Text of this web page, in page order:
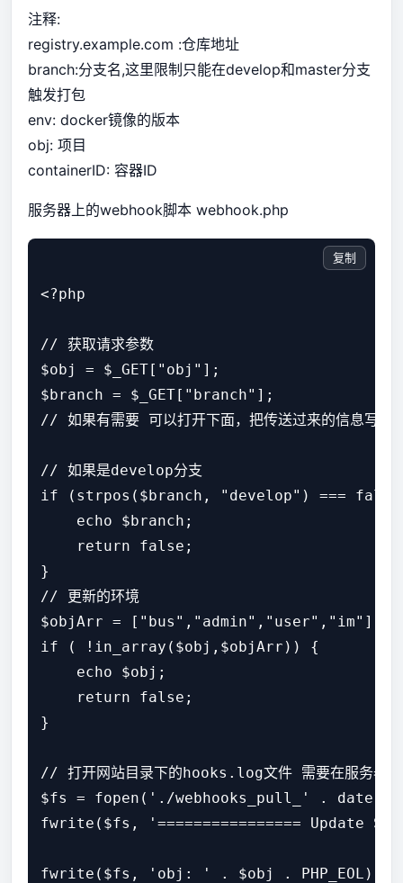
注释:
registry.example.com :仓库地址
branch:分支名,这里限制只能在develop和master分支
触发打包
env: docker镜像的版本
obj: 项目
containerID: 容器ID
服务器上的webhook脚本 webhook.php
<?php
// 获取请求参数
$obj = $_GET["obj"];
$branch = $_GET["branch"];
// 如果有需要 可以打开下面，把传送过来的信息写进
// 如果是develop分支
if (strpos($branch, "develop") ===
    echo $branch;
    return false;
}
// 更新的环境
$objArr = ["bus","admin","user","im"];
if ( !in_array($obj,$objArr)) {
    echo $obj;
    return false;
}
// 打开网站目录下的hooks.log文件 需要在服务器上
$fs = fopen('./webhooks_pull_' .
fwrite($fs, '================ Update
fwrite($fs, 'obj: ' . $obj . PHP_EOL);
复制